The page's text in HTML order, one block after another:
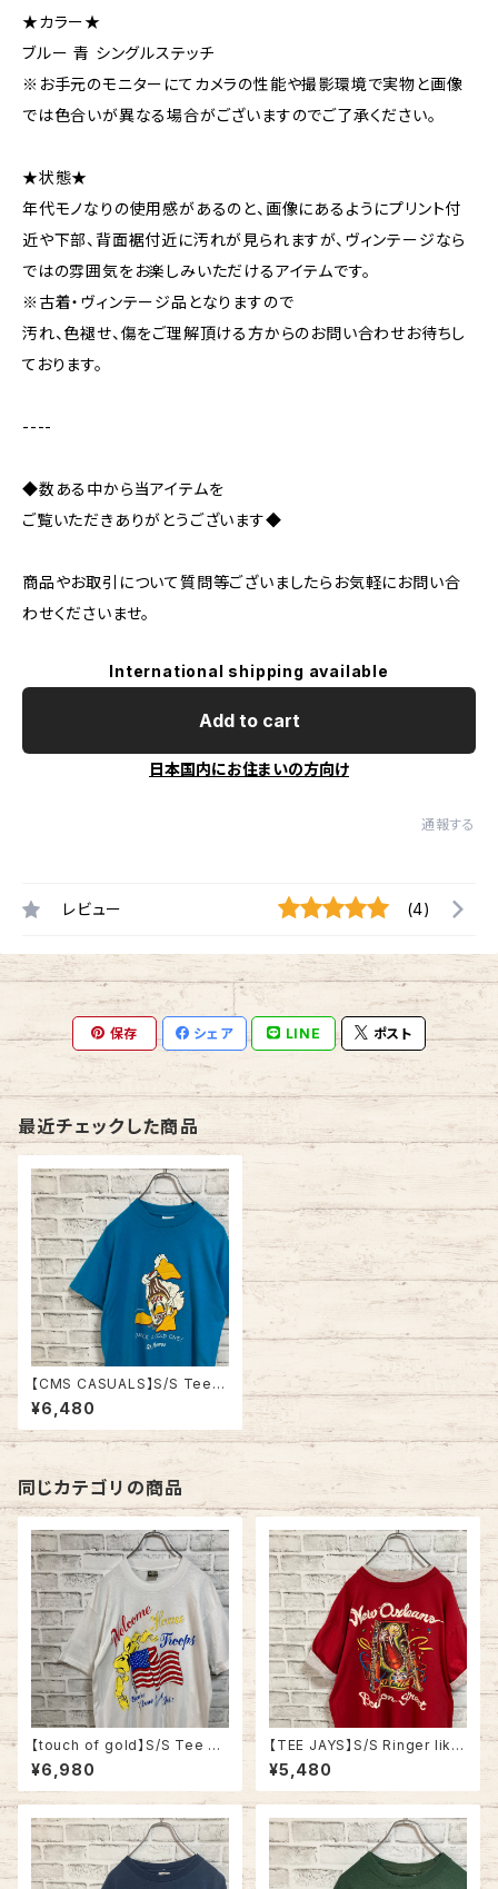
★カラー★
ブルー 青 シングルステッチ
※お手元のモニターにてカメラの性能や撮影環境で実物と画像
では色合いが異なる場合がございますのでご了承ください。
★状態★
年代モノなりの使用感があるのと、画像にあるようにプリント付
近や下部、背面裾付近に汚れが見られますが、ヴィンテージなら
ではの雰囲気をお楽しみいただけるアイテムです。
※古着・ヴィンテージ品となりますので
汚れ、色褪せ、傷をご理解頂ける方からのお問い合わせお待ちし
ております。
----
◆数ある中から当アイテムを
ご覧いただきありがとうございます◆
商品やお取引について質問等ございましたらお気軽にお問い合
わせくださいませ。
International shipping available
Add to cart
日本国内にお住まいの方向け
通報する
レビュー (4)
保存 シェア LINE ポスト
最近チェックした商品
【CMS CASUALS】S/S Tee L
80s-90s Made in USA “DU
CK LIGHT” vintage USA製
ダックライト アニマル ビール ア
ルコール ヴィンテージ シングル
ステッチ アメリカ USA レトロ
古着
¥6,480
同じカテゴリの商品
【touch of gold】S/S Tee XL
90s Made in USA vintage
“Welcome home ” messag
e Tee 米軍兵士帰還歓迎 Tシ
ジ 星条旗 シングルステッチ アメ
リカ USA 古着
¥6,980
【TEE JAYS】S/S Ringer like
Tee XL 90s Made in USA
“Bourbon Street”vintage リ
ンガーライク レイヤード Tシャ
トリート JAZZ 楽器 アルコール
ヴィンテージ シングルステッチ
アメリカ USA レトロ 古着
¥5,480